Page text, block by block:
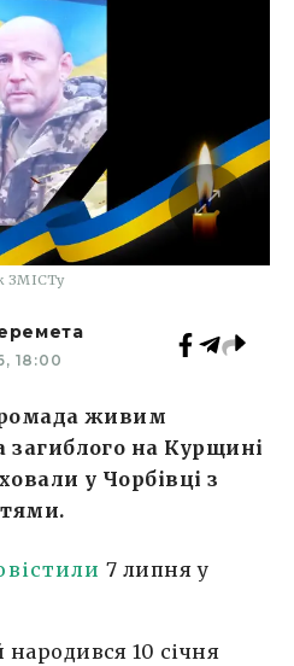
ЗМІСТу
18:00
живим
загиблого на Курщині
у Чорбівці з
7 липня у
10 січня